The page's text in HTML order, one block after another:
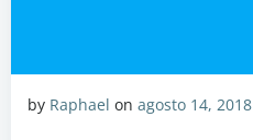
by Raphael on agosto 14, 2018